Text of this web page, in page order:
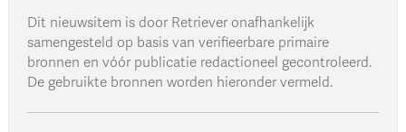
Dit nieuwsitem is door Retriever onafhankelijk
samengesteld op basis van verifieerbare primaire
bronnen en vóór publicatie redactioneel gecontroleerd.
De gebruikte bronnen worden hieronder vermeld.